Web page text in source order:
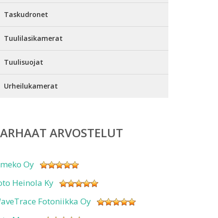
Taskudronet
Tuulilasikamerat
Tuulisuojat
Urheilukamerat
ARVOSTELUT
Oy
Heinola Ky
Fotoniikka Oy